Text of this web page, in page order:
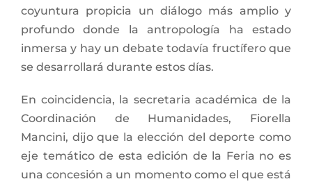
coyuntura propicia un diálogo más amplio y
profundo donde la antropología ha estado
inmersa y hay un debate todavía fructífero que
se desarrollará durante estos días.
En coincidencia, la secretaria académica de la
Coordinación de Humanidades, Fiorella
Mancini, dijo que la elección del deporte como
eje temático de esta edición de la Feria no es
una concesión a un momento como el que está